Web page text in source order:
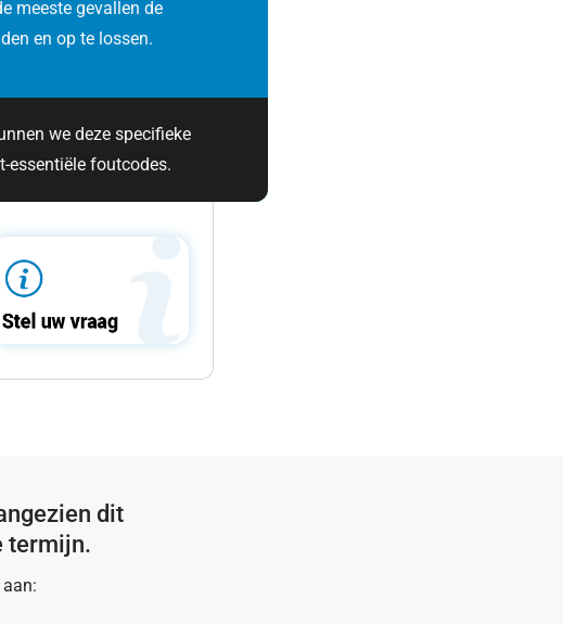
meeste gevallen de
en op te lossen.
we deze specifieke
essentiële foutcodes.
dit
termijn.